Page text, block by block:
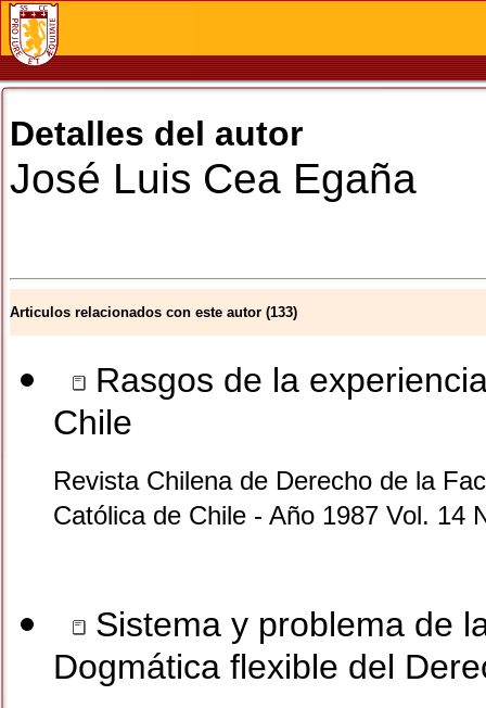
Detalles del autor
José Luis Cea Egaña
Articulos relacionados con este autor (133)
Rasgos de la
Chile
Revista Chilena de Derecho de la
Católica de Chile - Año 1987 Vol. 14
Sistema y problema de
Dogmática flexible del